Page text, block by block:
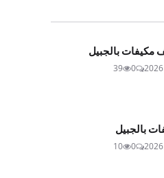
مكيفات بالجبيل
0
39
بالجبيل
0
10